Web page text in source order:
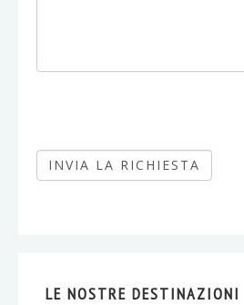
LE NOSTRE DESTINAZIONI